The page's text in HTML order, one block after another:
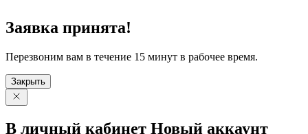
Заявка принята!
Перезвоним вам в течение 15 минут в рабочее время.
Закрыть
В личный кабинет Новый аккаунт